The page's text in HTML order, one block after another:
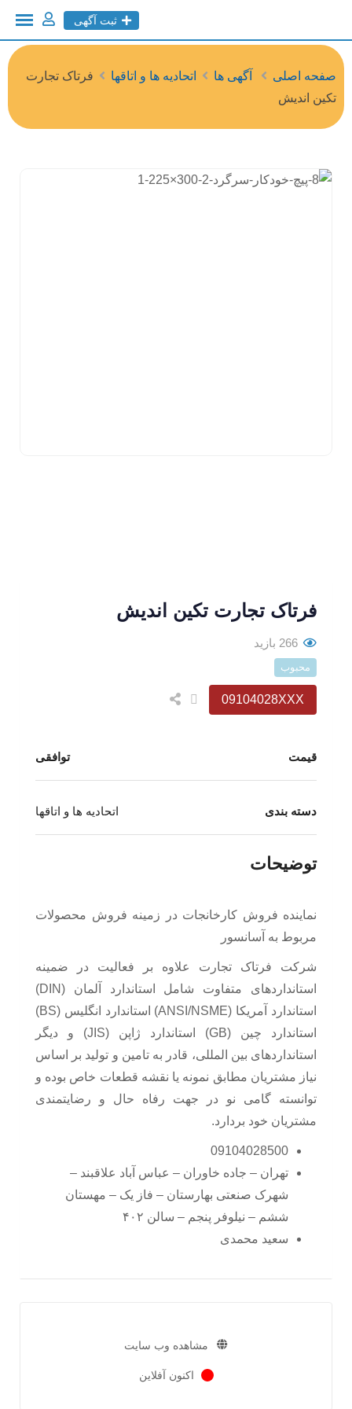
ثبت آگهی
صفحه اصلی آگهی ها اتحادیه ها و اتاقها
فرتاک تجارت
تکین اندیش
فرتاک تجارت تکین اندیش
266 بازید
محبوب
09104028XXX
قیمت توافقی
دسته بندی اتحادیه ها و اتاقها
توضیحات
نماینده فروش کارخانجات در زمینه فروش محصولات
مربوط به آسانسور
شرکت فرتاک تجارت علاوه بر فعالیت در ضمینه
استانداردهای متفاوت شامل استاندارد آلمان (DIN)
استاندارد آمریکا (ANSI/NSME) استاندارد انگلیس (BS)
استاندارد چین (GB) استاندارد ژاپن (JIS) و دیگر
استانداردهای بین المللی، قادر به تامین و تولید بر اساس
نیاز مشتریان مطابق نمونه یا نقشه قطعات خاص بوده و
توانسته گامی نو در جهت رفاه حال و رضایتمندی
مشتریان خود بردارد.
09104028500
تهران – جاده خاوران – عباس آباد علاقبند –
شهرک صنعتی بهارستان – فاز یک – مهستان
ششم – نیلوفر پنجم – سالن ۴۰۲
سعید محمدی
مشاهده وب سایت
اکنون آفلاین